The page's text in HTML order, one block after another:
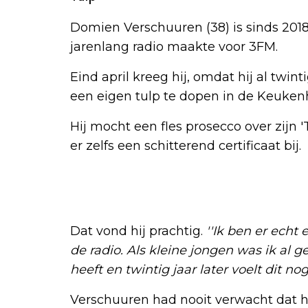
Domien Verschuuren (38) is sinds
jarenlang radio maakte voor 3FM.
Eind april kreeg hij, omdat hij al
een eigen tulp te dopen in de
Hij mocht een fles prosecco over zijn
er zelfs een schitterend certificaat bij.
Dat vond hij prachtig. ''Ik ben er echt
de radio. Als kleine jongen was ik al
heeft en twintig jaar later voelt dit
Verschuuren had nooit verwacht dat